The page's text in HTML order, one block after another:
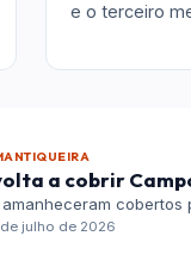
e o terceiro
a cobrir
de julho de 2026